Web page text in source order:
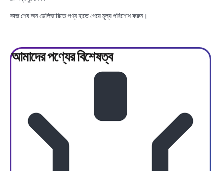
কাজ শেষ অন ডেলিভারিতে পণ্য হাতে পেয়ে মূল্য পরিশোধ করুন।
আমাদের পণ্যেরবিশেষত্ব